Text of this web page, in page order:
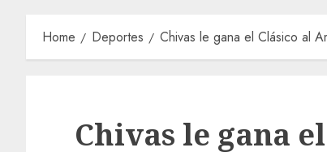
Home Deportes Chivas le gana el Clásico al
Chivas le gana